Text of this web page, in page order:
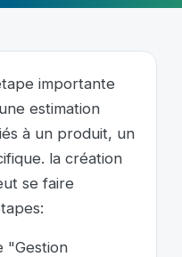
importante
estimation
à un produit, un
la création
se faire
"Gestion